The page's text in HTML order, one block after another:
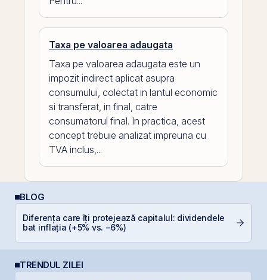
Taxa pe valoarea adaugata
Taxa pe valoarea adaugata este un
impozit indirect aplicat asupra
consumului, colectat in lantul economic
si transferat, in final, catre
consumatorul final. In practica, acest
concept trebuie analizat impreuna cu
TVA inclus,...
BLOG
Diferența care îți protejează capitalul: dividendele
bat inflația (+5% vs. −6%)
TRENDUL ZILEI